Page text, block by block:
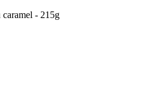
caramel - 215g